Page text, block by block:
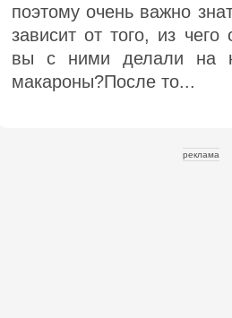
поэтому очень важно
зависит от того, из
вы с ними делали на
макароны?После то...
реклама